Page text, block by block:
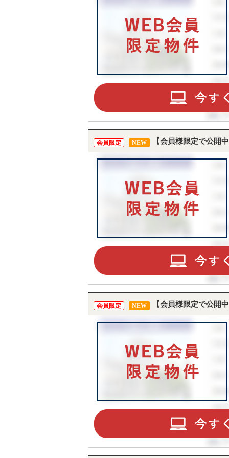
会員限定 NEW 【会員様限定で公開
会員限定 NEW 【会員様限定で公開